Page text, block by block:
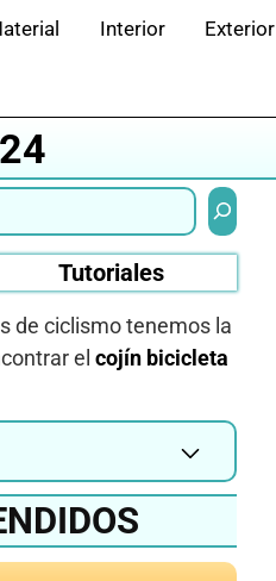
Interior Exterior
Buscar
Tutoriales
de ciclismo tenemos la
el cojín bicicleta